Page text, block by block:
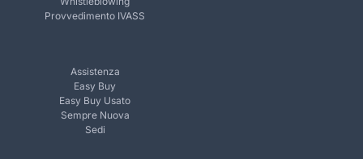
Provvedimento IVASS
Assistenza
Easy Buy
Easy Buy Usato
Sempre Nuova
Sedi